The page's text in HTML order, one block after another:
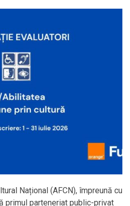
Național (AFCN), împreună cu
primul parteneriat public-privat